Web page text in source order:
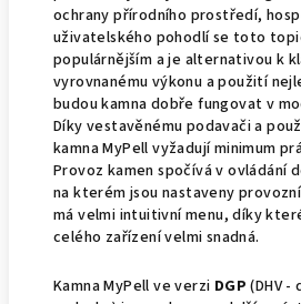
ochrany přírodního prostředí,
uživatelského pohodlí se toto
populárnějším a je alternativou k
vyrovnanému výkonu a použití
budou kamna dobře fungovat v
Díky vestavěnému podavači a
kamna MyPell vyžadují minimum
Provoz kamen spočívá v ovládání
na kterém jsou nastaveny
má velmi intuitivní menu, díky
celého zařízení velmi snadná.
Kamna MyPell ve verzi DGP(DHV